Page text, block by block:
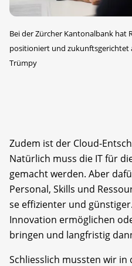
Bei der Zürcher Kantonalbank hat
positioniert und ­zukunftsgerichtet
Trümpy
Zudem ist der Cloud-
Natürlich muss die IT für
gemacht werden. Aber
Personal, Skills und
se effizienter und
Innovation ermöglichen
bringen und langfristig
Schliesslich mussten wir